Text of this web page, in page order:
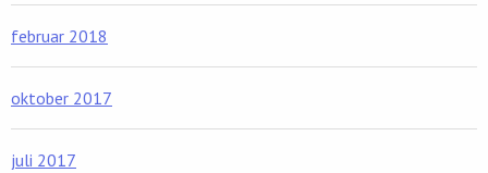
februar 2018
oktober 2017
juli 2017